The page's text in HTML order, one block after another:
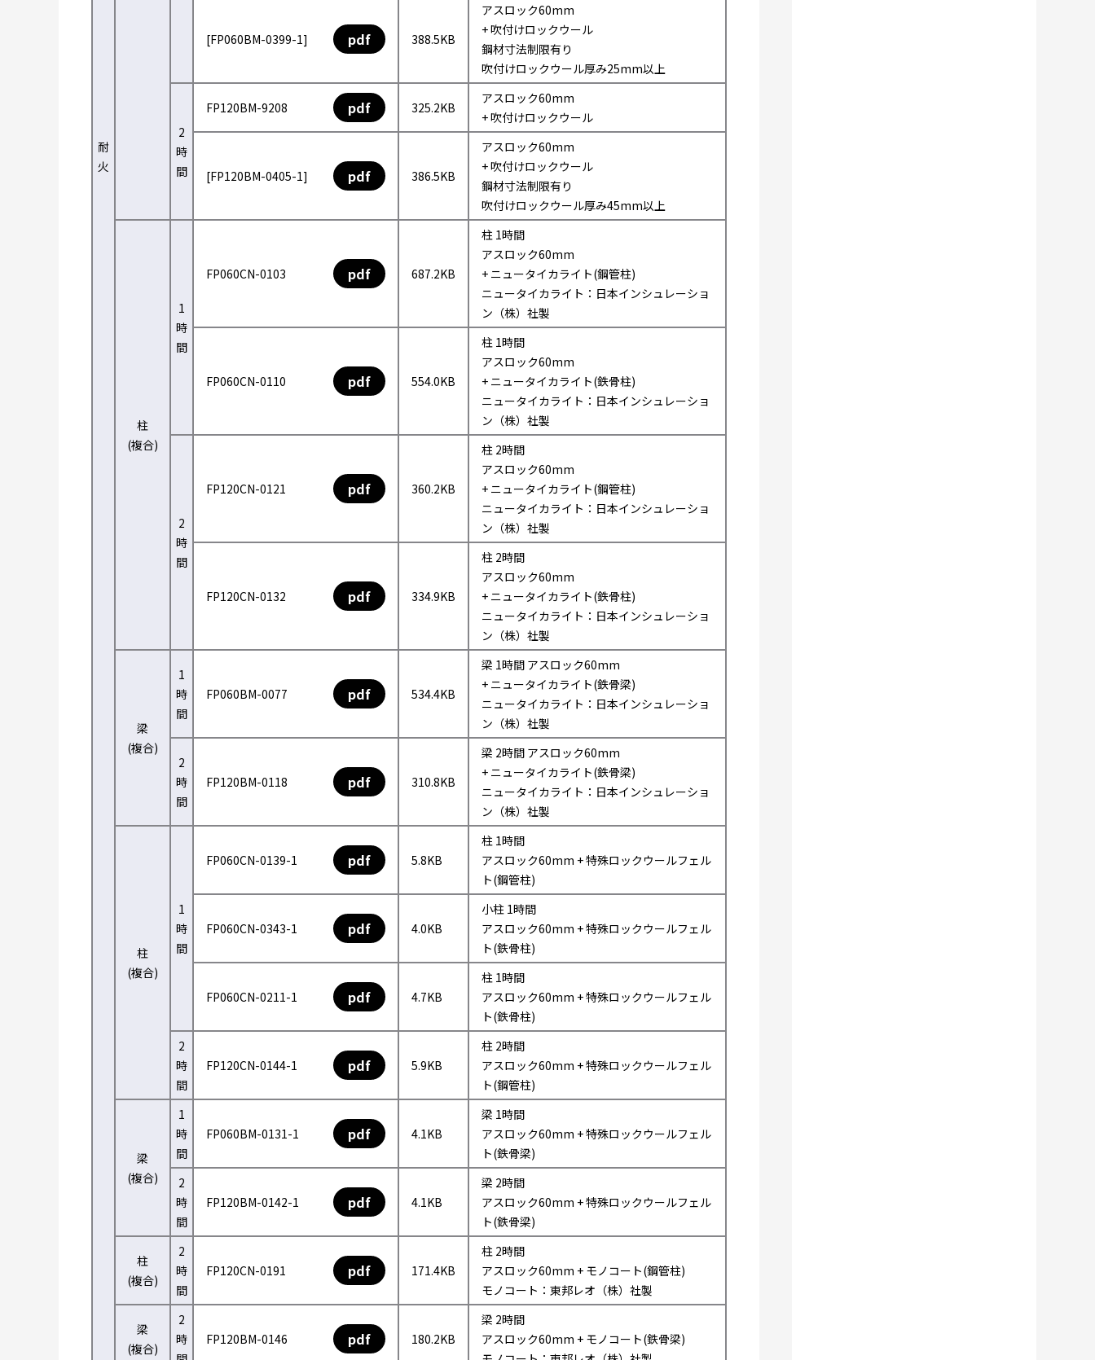
耐
火
[FP060BM-0399-1] pdf 388.5KB
アスロック60mm
+ 吹付けロックウール
鋼材寸法制限有り
吹付けロックウール厚み25mm以上
2
時
間
FP120BM-9208 pdf 325.2KB
アスロック60mm
+ 吹付けロックウール
[FP120BM-0405-1] pdf 386.5KB
アスロック60mm
+ 吹付けロックウール
鋼材寸法制限有り
吹付けロックウール厚み45mm以上
柱
(複合)
1
時
間
FP060CN-0103 pdf 687.2KB
柱 1時間
アスロック60mm
+ ニュータイカライト(鋼管柱)
ニュータイカライト：日本インシュレーショ
ン（株）社製
FP060CN-0110 pdf 554.0KB
柱 1時間
アスロック60mm
+ ニュータイカライト(鉄骨柱)
ニュータイカライト：日本インシュレーショ
ン（株）社製
2
時
間
FP120CN-0121 pdf 360.2KB
柱 2時間
アスロック60mm
+ ニュータイカライト(鋼管柱)
ニュータイカライト：日本インシュレーショ
ン（株）社製
FP120CN-0132 pdf 334.9KB
柱 2時間
アスロック60mm
+ ニュータイカライト(鉄骨柱)
ニュータイカライト：日本インシュレーショ
ン（株）社製
梁
(複合)
1
時
間
FP060BM-0077 pdf 534.4KB
梁 1時間 アスロック60mm
+ ニュータイカライト(鉄骨梁)
ニュータイカライト：日本インシュレーショ
ン（株）社製
2
時
間
FP120BM-0118 pdf 310.8KB
梁 2時間 アスロック60mm
+ ニュータイカライト(鉄骨梁)
ニュータイカライト：日本インシュレーショ
ン（株）社製
柱
(複合)
1
時
間
FP060CN-0139-1 pdf 5.8KB
柱 1時間
アスロック60mm + 特殊ロックウールフェル
ト(鋼管柱)
FP060CN-0343-1 pdf 4.0KB
小柱 1時間
アスロック60mm + 特殊ロックウールフェル
ト(鉄骨柱)
FP060CN-0211-1 pdf 4.7KB
柱 1時間
アスロック60mm + 特殊ロックウールフェル
ト(鉄骨柱)
2
時
間
FP120CN-0144-1 pdf 5.9KB
柱 2時間
アスロック60mm + 特殊ロックウールフェル
ト(鋼管柱)
梁
(複合)
1
時
間
FP060BM-0131-1 pdf 4.1KB
梁 1時間
アスロック60mm + 特殊ロックウールフェル
ト(鉄骨梁)
2
時
間
FP120BM-0142-1 pdf 4.1KB
梁 2時間
アスロック60mm + 特殊ロックウールフェル
ト(鉄骨梁)
柱
(複合)
2
時
間
FP120CN-0191 pdf 171.4KB
柱 2時間
アスロック60mm + モノコート(鋼管柱)
モノコート：東邦レオ（株）社製
梁
(複合)
2
時
FP120BM-0146 pdf 180.2KB
梁 2時間
アスロック60mm + モノコート(鉄骨梁)